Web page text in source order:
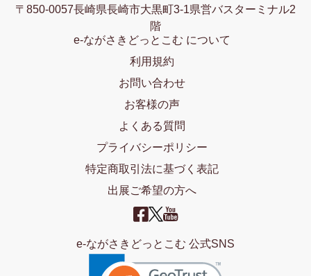
〒850-0057長崎県長崎市大黒町3-1県営バスターミナル2
階
e-ながさきどっとこむ について
利用規約
お問い合わせ
お客様の声
よくある質問
プライバシーポリシー
特定商取引法に基づく表記
出展ご希望の方へ
e-ながさきどっとこむ 公式SNS